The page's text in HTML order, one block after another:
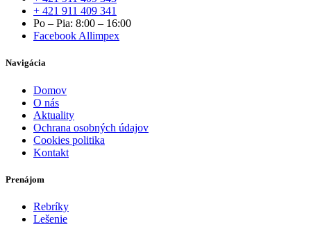
+ 421 911 409 341
Po – Pia: 8:00 – 16:00
Facebook Allimpex
Navigácia
Domov
O nás
Aktuality
Ochrana osobných údajov
Cookies politika
Kontakt
Prenájom
Rebríky
Lešenie